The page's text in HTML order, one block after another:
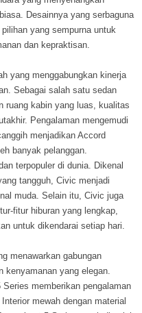
Desainnya yang serbaguna
yang sempurna untuk
dan kepraktisan.
yang menggabungkan kinerja
Sebagai salah satu sedan
ruang kabin yang luas, kualitas
Pengalaman mengemudi
menjadikan Accord
banyak pelanggan.
terpopuler di dunia. Dikenal
tangguh, Civic menjadi
muda. Selain itu, Civic juga
fitur hiburan yang lengkap,
untuk dikendarai setiap hari.
menawarkan gabungan
kenyamanan yang elegan.
memberikan pengalaman
mewah dengan material